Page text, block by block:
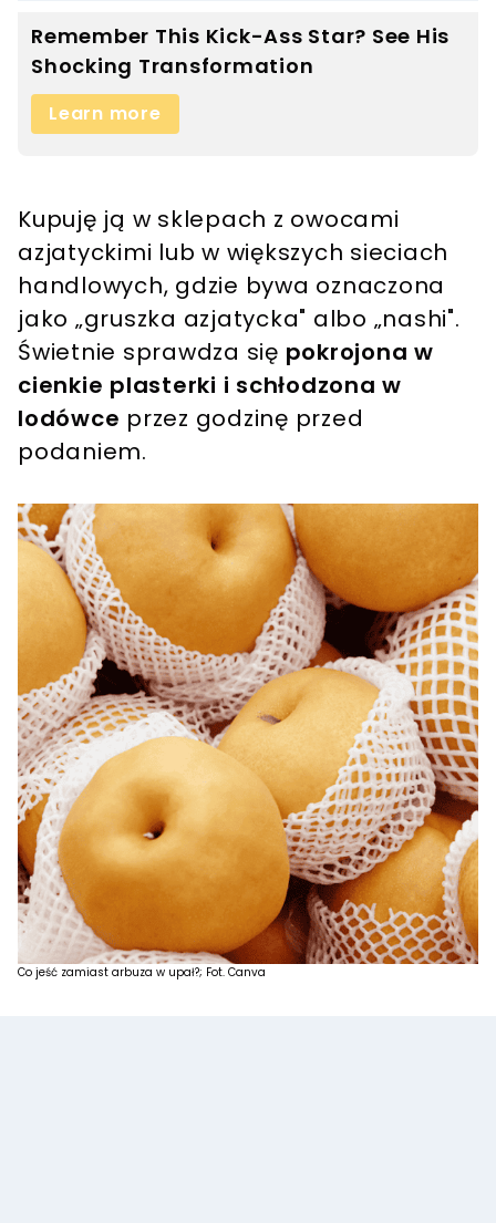
Kupuję ją w sklepach z owocami
azjatyckimi lub w większych sieciach
handlowych, gdzie bywa oznaczona
jako „gruszka azjatycka" albo „nashi".
Świetnie sprawdza się pokrojona w
cienkie plasterki i schłodzona w
lodówce przez godzinę przed
podaniem.
Co jeść zamiast arbuza w upał?; Fot. Canva